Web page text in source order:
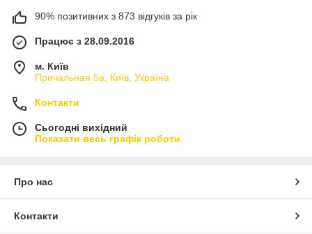
90% позитивних з 873 відгуків за рік
Працює з 28.09.2016
м. Київ
Причальная 5а, Київ, Україна
Контакти
Сьогодні вихідний
Показати весь графік роботи
Про нас
Контакти